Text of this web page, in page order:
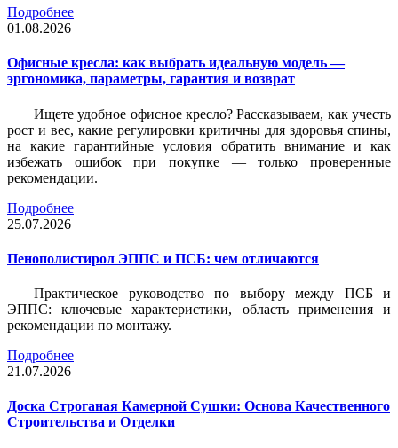
Подробнее
01.08.2026
Офисные кресла: как выбрать идеальную модель —
эргономика, параметры, гарантия и возврат
Ищете удобное офисное кресло? Рассказываем, как учесть
рост и вес, какие регулировки критичны для здоровья спины,
на какие гарантийные условия обратить внимание и как
избежать ошибок при покупке — только проверенные
рекомендации.
Подробнее
25.07.2026
Пенополистирол ЭППС и ПСБ: чем отличаются
Практическое руководство по выбору между ПСБ и
ЭППС: ключевые характеристики, область применения и
рекомендации по монтажу.
Подробнее
21.07.2026
Доска Строганая Камерной Сушки: Основа Качественного
Строительства и Отделки